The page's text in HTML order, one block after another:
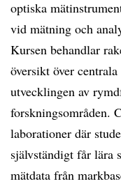
optiska
vid mätning och
Kursen behandlar
översikt över
utvecklingen av
forskningsområden.
laborationer där
självständigt får lära
mätdata från